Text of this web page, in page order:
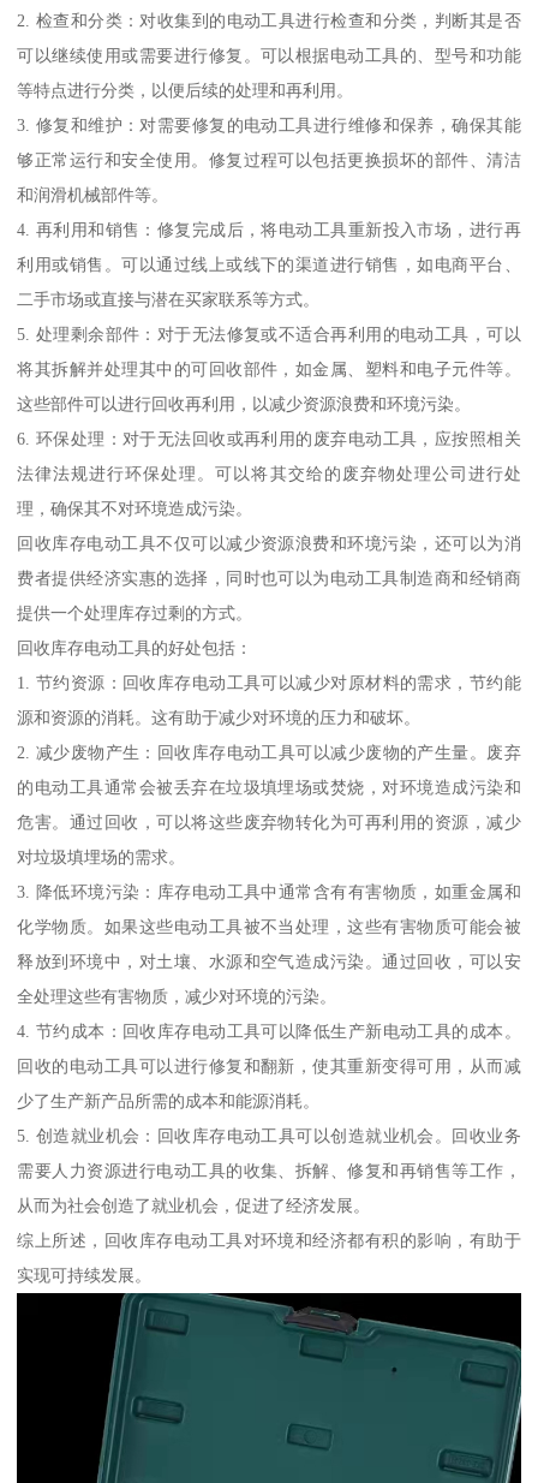
2. 检查和分类：对收集到的电动工具进行检查和分类，判断其是否
可以继续使用或需要进行修复。可以根据电动工具的、型号和功能
等特点进行分类，以便后续的处理和再利用。
3. 修复和维护：对需要修复的电动工具进行维修和保养，确保其能
够正常运行和安全使用。修复过程可以包括更换损坏的部件、清洁
和润滑机械部件等。
4. 再利用和销售：修复完成后，将电动工具重新投入市场，进行再
利用或销售。可以通过线上或线下的渠道进行销售，如电商平台、
二手市场或直接与潜在买家联系等方式。
5. 处理剩余部件：对于无法修复或不适合再利用的电动工具，可以
将其拆解并处理其中的可回收部件，如金属、塑料和电子元件等。
这些部件可以进行回收再利用，以减少资源浪费和环境污染。
6. 环保处理：对于无法回收或再利用的废弃电动工具，应按照相关
法律法规进行环保处理。可以将其交给的废弃物处理公司进行处
理，确保其不对环境造成污染。
回收库存电动工具不仅可以减少资源浪费和环境污染，还可以为消
费者提供经济实惠的选择，同时也可以为电动工具制造商和经销商
提供一个处理库存过剩的方式。
回收库存电动工具的好处包括：
1. 节约资源：回收库存电动工具可以减少对原材料的需求，节约能
源和资源的消耗。这有助于减少对环境的压力和破坏。
2. 减少废物产生：回收库存电动工具可以减少废物的产生量。废弃
的电动工具通常会被丢弃在垃圾填埋场或焚烧，对环境造成污染和
危害。通过回收，可以将这些废弃物转化为可再利用的资源，减少
对垃圾填埋场的需求。
3. 降低环境污染：库存电动工具中通常含有有害物质，如重金属和
化学物质。如果这些电动工具被不当处理，这些有害物质可能会被
释放到环境中，对土壤、水源和空气造成污染。通过回收，可以安
全处理这些有害物质，减少对环境的污染。
4. 节约成本：回收库存电动工具可以降低生产新电动工具的成本。
回收的电动工具可以进行修复和翻新，使其重新变得可用，从而减
少了生产新产品所需的成本和能源消耗。
5. 创造就业机会：回收库存电动工具可以创造就业机会。回收业务
需要人力资源进行电动工具的收集、拆解、修复和再销售等工作，
从而为社会创造了就业机会，促进了经济发展。
综上所述，回收库存电动工具对环境和经济都有积的影响，有助于
实现可持续发展。